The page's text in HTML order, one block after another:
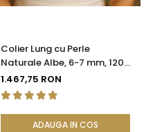
Colier Lung cu Perle
Naturale Albe, 6-7 mm, 120
cm, Închizătoare Argint 925
| KASKADDA®
1.467,75 RON
ADAUGA IN COS